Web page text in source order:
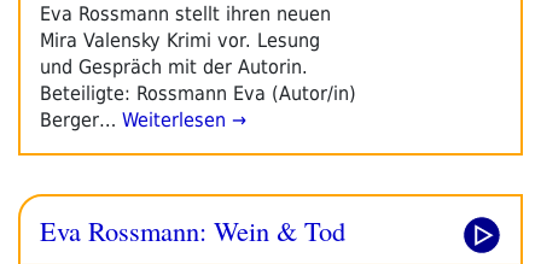
Eva Rossmann stellt ihren neuen
Mira Valensky Krimi vor. Lesung
und Gespräch mit der Autorin.
Beteiligte: Rossmann Eva (Autor/in)
Berger… Weiterlesen →
Eva Rossmann: Wein & Tod